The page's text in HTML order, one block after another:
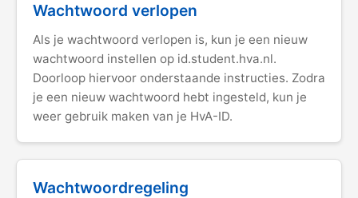
Wachtwoord verlopen
Als je wachtwoord verlopen is, kun je een nieuw
wachtwoord instellen op id.student.hva.nl.
Doorloop hiervoor onderstaande instructies. Zodra
je een nieuw wachtwoord hebt ingesteld, kun je
weer gebruik maken van je HvA-ID.
Wachtwoordregeling